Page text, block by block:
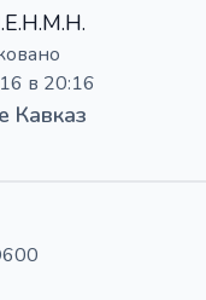
в 20:16
Кавказ